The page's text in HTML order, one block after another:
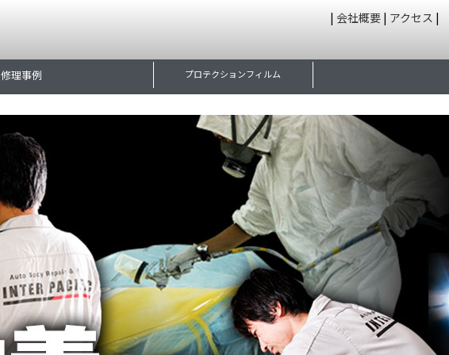
| 会社概要 | アクセス |
修理事例 プロテクションフィルム